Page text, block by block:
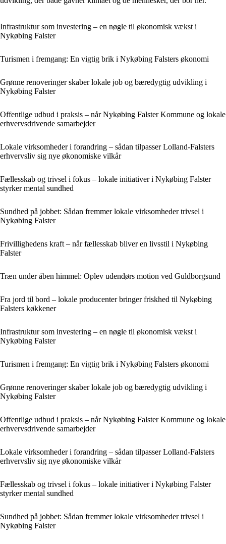
Infrastruktur som investering – en nøgle til økonomisk vækst i
Nykøbing Falster
Turismen i fremgang: En vigtig brik i Nykøbing Falsters økonomi
Grønne renoveringer skaber lokale job og bæredygtig udvikling i
Nykøbing Falster
Offentlige udbud i praksis – når Nykøbing Falster Kommune og lokale
erhvervsdrivende samarbejder
Lokale virksomheder i forandring – sådan tilpasser Lolland-Falsters
erhvervsliv sig nye økonomiske vilkår
Fællesskab og trivsel i fokus – lokale initiativer i Nykøbing Falster
styrker mental sundhed
Sundhed på jobbet: Sådan fremmer lokale virksomheder trivsel i
Nykøbing Falster
Frivillighedens kraft – når fællesskab bliver en livsstil i Nykøbing
Falster
Træn under åben himmel: Oplev udendørs motion ved Guldborgsund
Fra jord til bord – lokale producenter bringer friskhed til Nykøbing
Falsters køkkener
Infrastruktur som investering – en nøgle til økonomisk vækst i
Nykøbing Falster
Turismen i fremgang: En vigtig brik i Nykøbing Falsters økonomi
Grønne renoveringer skaber lokale job og bæredygtig udvikling i
Nykøbing Falster
Offentlige udbud i praksis – når Nykøbing Falster Kommune og lokale
erhvervsdrivende samarbejder
Lokale virksomheder i forandring – sådan tilpasser Lolland-Falsters
erhvervsliv sig nye økonomiske vilkår
Fællesskab og trivsel i fokus – lokale initiativer i Nykøbing Falster
styrker mental sundhed
Sundhed på jobbet: Sådan fremmer lokale virksomheder trivsel i
Nykøbing Falster